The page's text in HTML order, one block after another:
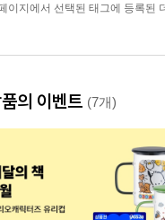
이지에서 선택된 태그에 등록된
의 이벤트 (7개)